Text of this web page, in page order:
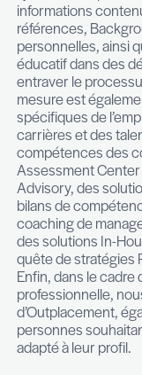
les aidons à
qui effectue
pour des
la phase
répondre à des
ajouter à ses
informations
références,
personnelles,
éducatif dans
entraver le
mesure est
spécifiques de
carrières et
compétences
Assessment